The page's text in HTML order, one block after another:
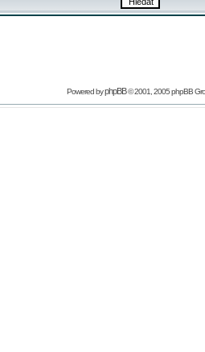
Powered byphpBB© 2001, 2005 phpBB